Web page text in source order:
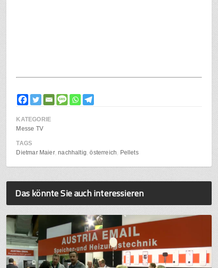
KATEGORIE
Messe TV
TAGS
Dietmar Maier nachhaltig österreich Pellets
Das könnte Sie auch interessieren